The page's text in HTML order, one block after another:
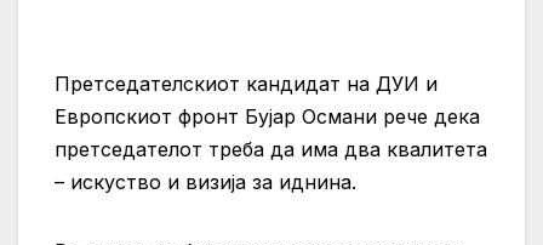
Претседателскиот кандидат на ДУИ и
Европскиот фронт Бујар Османи рече дека
претседателот треба да има два квалитета
– искуство и визија за иднина.